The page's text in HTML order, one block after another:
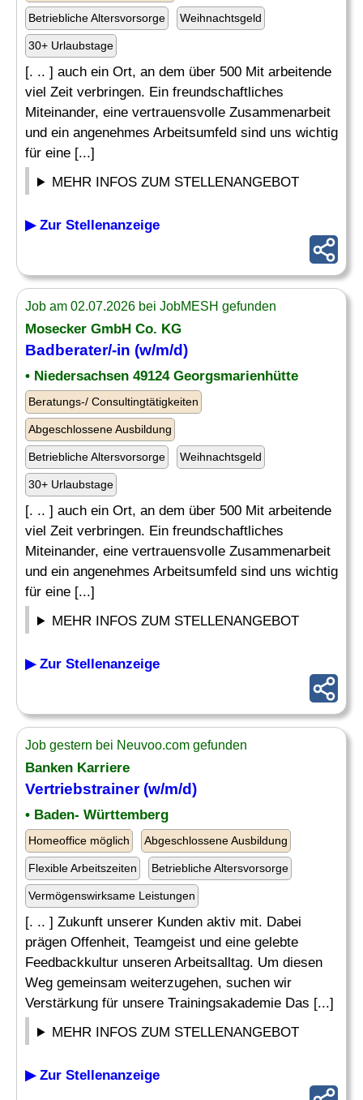
Betriebliche Altersvorsorge Weihnachtsgeld
30+ Urlaubstage
[. .. ] auch ein Ort, an dem über 500 Mit arbeitende
viel Zeit verbringen. Ein freundschaftliches
Miteinander, eine vertrauensvolle Zusammenarbeit
und ein angenehmes Arbeitsumfeld sind uns wichtig
für eine [...]
MEHR INFOS ZUM STELLENANGEBOT
▶ Zur Stellenanzeige
Job am 02.07.2026 bei JobMESH gefunden
Mosecker GmbH Co. KG
Badberater/-in (w/m/d)
• Niedersachsen 49124 Georgsmarienhütte
Beratungs-/ Consultingtätigkeiten
Abgeschlossene Ausbildung
Betriebliche Altersvorsorge Weihnachtsgeld
30+ Urlaubstage
[. .. ] auch ein Ort, an dem über 500 Mit arbeitende
viel Zeit verbringen. Ein freundschaftliches
Miteinander, eine vertrauensvolle Zusammenarbeit
und ein angenehmes Arbeitsumfeld sind uns wichtig
für eine [...]
MEHR INFOS ZUM STELLENANGEBOT
▶ Zur Stellenanzeige
Job gestern bei Neuvoo.com gefunden
Banken Karriere
Vertriebstrainer (w/m/d)
• Baden- Württemberg
Homeoffice möglich Abgeschlossene Ausbildung
Flexible Arbeitszeiten Betriebliche Altersvorsorge
Vermögenswirksame Leistungen
[. .. ] Zukunft unserer Kunden aktiv mit. Dabei
prägen Offenheit, Teamgeist und eine gelebte
Feedbackkultur unseren Arbeitsalltag. Um diesen
Weg gemeinsam weiterzugehen, suchen wir
Verstärkung für unsere Trainingsakademie Das [...]
MEHR INFOS ZUM STELLENANGEBOT
▶ Zur Stellenanzeige